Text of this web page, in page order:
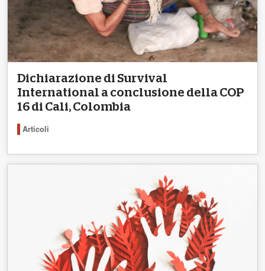
Dichiarazione di Survival
International a conclusione della COP
16 di Cali, Colombia
Articoli